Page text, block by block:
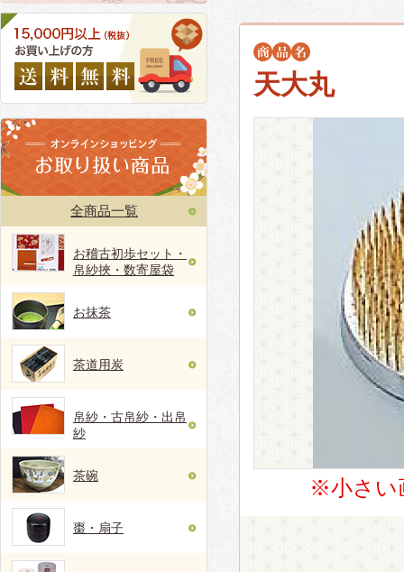
全商品一覧
お稽古初歩セット・
帛紗挾・数寄屋袋
お抹茶
茶道用炭
帛紗・古帛紗・出帛
紗
茶碗
棗・扇子
天大丸
※小さい